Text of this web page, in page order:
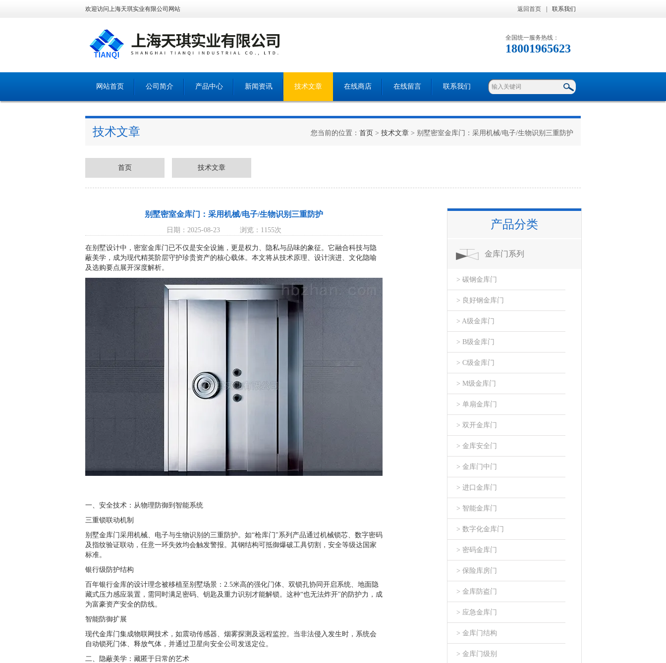
欢迎访问上海天琪实业有限公司网站 返回首页 联系我们
全国统一服务热线：
18001965623
网站首页 公司简介 产品中心 新闻资讯 技术文章 在线商店 在线留言 联系我们
技术文章 您当前的位置： 首页 > 技术文章 > 别墅密室金库门：采用机械/电子/生物识别三重防护
首页 技术文章
别墅密室金库门：采用机械/电子/生物识别三重防护
日期：2025-08-23 浏览：1155次
在别墅设计中，密室金库门已不仅是安全设施，更是权力、隐私与品味的象征。它融合科技与隐
蔽美学，成为现代精英阶层守护珍贵资产的核心载体。本文将从技术原理、设计演进、文化隐喻
及选购要点展开深度解析。
一、安全技术：从物理防御到智能系统
三重锁联动机制
别墅金库门采用机械、电子与生物识别的三重防护。如“枪库门"系列产品通过机械锁芯、数字密码
及指纹验证联动，任意一环失效均会触发警报。其钢结构可抵御爆破工具切割，安全等级达国家
标准。
银行级防护结构
百年银行金库的设计理念被移植至别墅场景： 2.5米高的强化门体、双锁孔协同开启系统、地面隐
藏式压力感应装置，需同时满足密码、钥匙及重力识别才能解锁。这种“也无法炸开"的防护力，成
为富豪资产安全的防线。
智能防御扩展
现代金库门集成物联网技术，如震动传感器、烟雾探测及远程监控。当非法侵入发生时，系统会
自动锁死门体、释放气体，并通过卫星向安全公司发送定位。
二、隐蔽美学：藏匿于日常的艺术
产品分类
金库门系列
> 碳钢金库门
> 良好钢金库门
> A级金库门
> B级金库门
> C级金库门
> M级金库门
> 单扇金库门
> 双开金库门
> 金库安全门
> 金库门中门
> 进口金库门
> 智能金库门
> 数字化金库门
> 密码金库门
> 保险库房门
> 金库防盗门
> 应急金库门
> 金库门结构
> 金库门级别